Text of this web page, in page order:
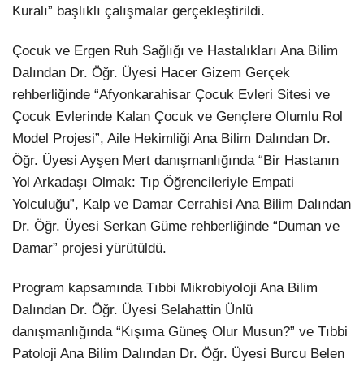
Kuralı” başlıklı çalışmalar gerçekleştirildi.
Çocuk ve Ergen Ruh Sağlığı ve Hastalıkları Ana Bilim
Dalından Dr. Öğr. Üyesi Hacer Gizem Gerçek
rehberliğinde “Afyonkarahisar Çocuk Evleri Sitesi ve
Çocuk Evlerinde Kalan Çocuk ve Gençlere Olumlu Rol
Model Projesi”, Aile Hekimliği Ana Bilim Dalından Dr.
Öğr. Üyesi Ayşen Mert danışmanlığında “Bir Hastanın
Yol Arkadaşı Olmak: Tıp Öğrencileriyle Empati
Yolculuğu”, Kalp ve Damar Cerrahisi Ana Bilim Dalından
Dr. Öğr. Üyesi Serkan Güme rehberliğinde “Duman ve
Damar” projesi yürütüldü.
Program kapsamında Tıbbi Mikrobiyoloji Ana Bilim
Dalından Dr. Öğr. Üyesi Selahattin Ünlü
danışmanlığında “Kışıma Güneş Olur Musun?” ve Tıbbi
Patoloji Ana Bilim Dalından Dr. Öğr. Üyesi Burcu Belen